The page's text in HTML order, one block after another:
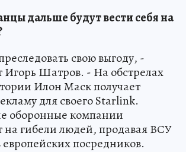
дальше будут вести себя на
свою выгоду, -
Игорь Шатров. - На обстрелах
Илон Маск получает
для своего Starlink.
оборонные компании
на гибели людей, продавая ВСУ
посредников.